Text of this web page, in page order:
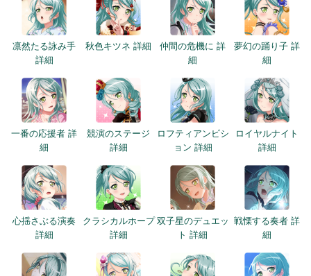
凛然たる詠み手
詳細
秋色キツネ 詳細
仲間の危機に 詳
細
夢幻の踊り子 詳
細
一番の応援者 詳
細
競演のステージ
詳細
ロフティアンビシ
ョン 詳細
ロイヤルナイト
詳細
心揺さぶる演奏
詳細
クラシカルホープ
詳細
双子星のデュエッ
ト 詳細
戦慄する奏者 詳
細